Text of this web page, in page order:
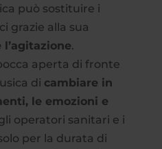
può sostituire i
grazie alla sua
.
aperta di fronte
di cambiare in
le emozioni e
operatori sanitari e i
per la durata di